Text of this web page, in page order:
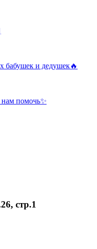
и дедушек🔥
помочь✨
стр.1